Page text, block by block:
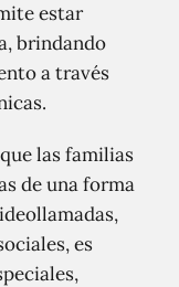
estar
brindando
a través
las familias
de una forma
es